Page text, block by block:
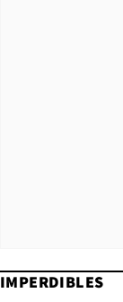
IMPERDIBLES